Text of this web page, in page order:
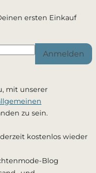
Artikel
sobald der
- per Mail
Produkt wieder
wird ausschließlich
habe ich
ersten Einkauf
Anmelden
mit unserer
zu sein.
kostenlos wieder
Blog